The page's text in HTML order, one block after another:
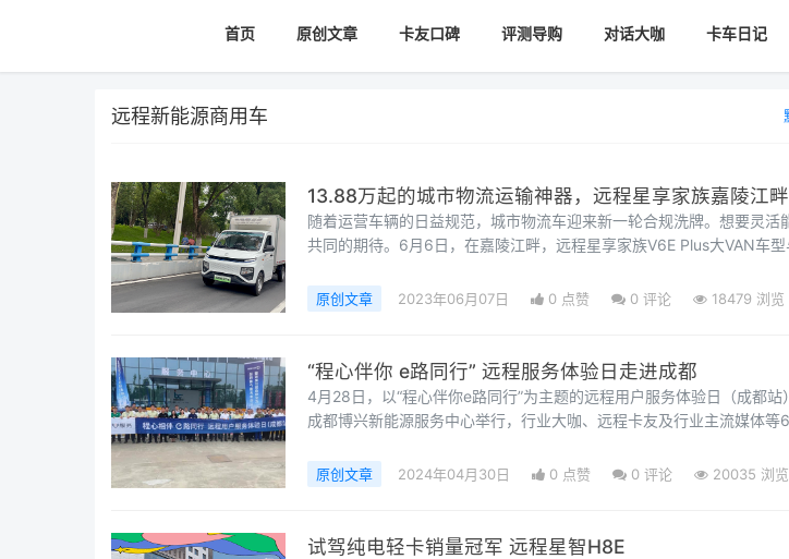
首页 原创文章 卡友口碑 评测导购 对话大咖 卡车日记
远程新能源商用车
13.88万起的城市物流运输神器，远程星享家族嘉陵江
随着运营车辆的日益规范，城市物流车迎来新一轮合规洗牌。想要灵活
共同的期待。6月6日，在嘉陵江畔，远程星享家族V6E Plus大VAN车型
来，随着商贸流通、城市化进程加速以及消费升级的推进，城市配送市
同时，蓝天保卫战号召以及双碳战略的落地也急需城市物流加
原创文章 2023年06月07日 0 点赞 0 评论 18479 浏览
“程心伴你 e路同行” 远程服务体验日走进成都
4月28日，以“程心伴你e路同行”为主题的远程用户服务体验日（成都
成都博兴新能源服务中心举行，行业大咖、远程卡友及行业主流媒体等
生态服务模式后，在本次活动中又正式启动“双星”计划，并举行首场“程
程用户服务体验日合影“双星计划”发布&n
原创文章 2024年04月30日 0 点赞 0 评论 20035 浏览
试驾纯电轻卡销量冠军 远程星智H8E